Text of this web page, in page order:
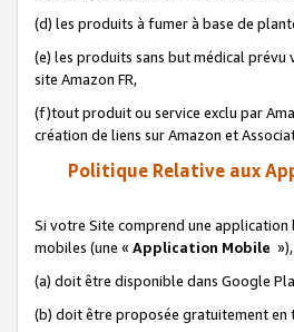
(d) les produits à fumer à base de
(e) les produits sans but médical
site Amazon FR,
(f)tout produit ou service exclu par
création de liens sur Amazon et
Politique Relative aux
Si votre Site comprend une
mobiles (une « Application Mobile
(a) doit être disponible dans Google
(b) doit être proposée gratuitement en